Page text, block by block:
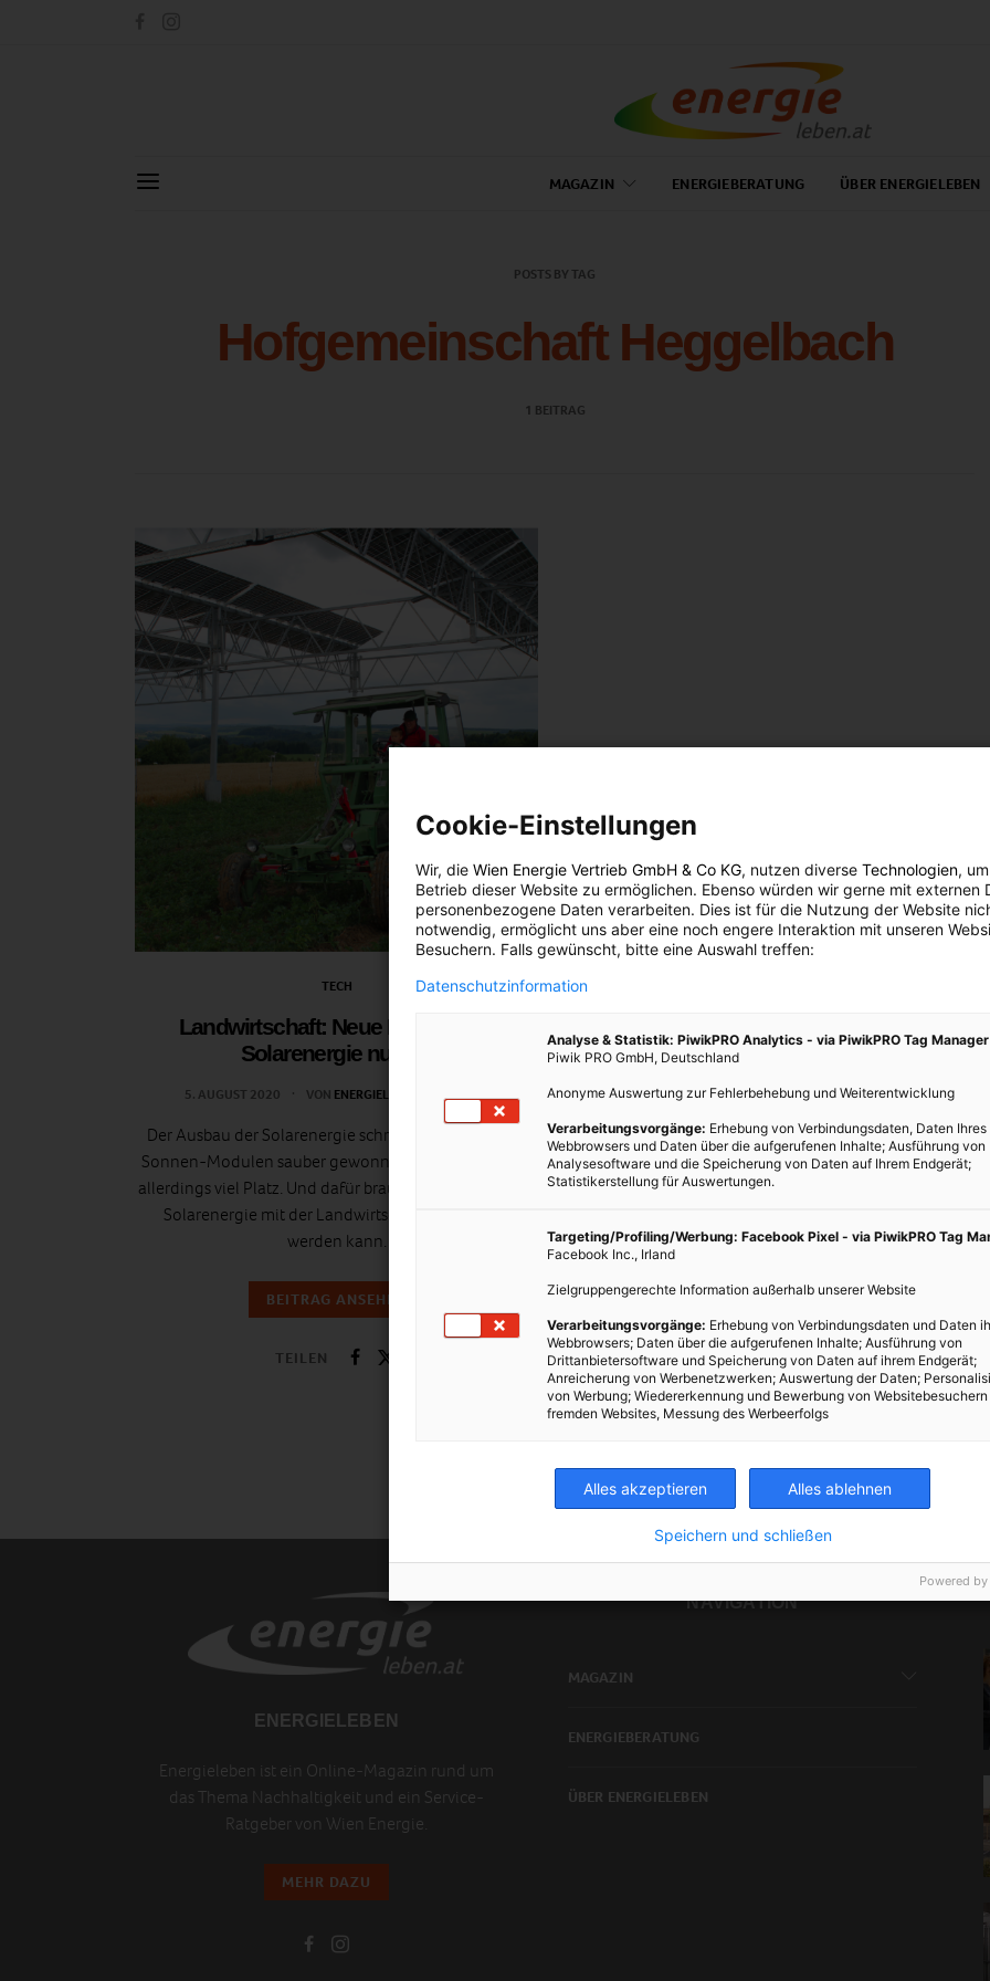
MAGAZIN ENERGIEBERATUNG ÜBER ENERGIELEBEN
POSTS BY TAG
Hofgemeinschaft Heggelbach
1 BEITRAG
TECH
Landwirtschaft: Neue Flächen für
Solarenergie nutzen
5. AUGUST 2020 VON ENERGIELEBEN REDAKTION
Der Ausbau der Solarenergie schreitet voran. Der mit
Sonnen-Modulen sauber gewonnene Strom benötigt
allerdings viel Platz. Und dafür braucht es Flächen. Wie
Solarenergie mit der Landwirtschaft kombiniert
werden kann.
BEITRAG ANSEHEN
TEILEN
ENERGIELEBEN
Energieleben ist ein Online-Magazin rund um
das Thema Nachhaltigkeit und ein Service-
Ratgeber von Wien Energie.
MEHR DAZU
NAVIGATION
MAGAZIN
ENERGIEBERATUNG
ÜBER ENERGIELEBEN
Cookie-Einstellungen
Wir, die Wien Energie Vertrieb GmbH & Co KG, nutzen diverse Technologien,
Betrieb dieser Website zu ermöglichen. Ebenso würden wir gerne mit externen
personenbezogene Daten verarbeiten. Dies ist für die Nutzung der Website
notwendig, ermöglicht uns aber eine noch engere Interaktion mit unseren
Besuchern. Falls gewünscht, bitte eine Auswahl treffen:
Datenschutzinformation
Analyse & Statistik: PiwikPRO Analytics - via PiwikPRO Tag Manager
Piwik PRO GmbH, Deutschland
Anonyme Auswertung zur Fehlerbehebung und Weiterentwicklung
Verarbeitungsvorgänge: Erhebung von Verbindungsdaten, Daten Ihres
Webbrowsers und Daten über die aufgerufenen Inhalte; Ausführung von
Analysesoftware und die Speicherung von Daten auf Ihrem Endgerät;
Statistikerstellung für Auswertungen.
Targeting/Profiling/Werbung: Facebook Pixel - via PiwikPRO Tag
Facebook Inc., Irland
Zielgruppengerechte Information außerhalb unserer Website
Verarbeitungsvorgänge: Erhebung von Verbindungsdaten und Daten
Webbrowsers; Daten über die aufgerufenen Inhalte; Ausführung von
Drittanbietersoftware und Speicherung von Daten auf ihrem Endgerät;
Anreicherung von Werbenetzwerken; Auswertung der Daten;
von Werbung; Wiedererkennung und Bewerbung von
fremden Websites, Messung des Werbeerfolgs
Alles akzeptieren Alles ablehnen
Speichern und schließen
Powered by